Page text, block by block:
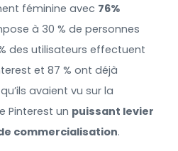
féminine avec 76%
à 30 % de personnes
des utilisateurs effectuent
et 87 % ont déjà
avaient vu sur la
Pinterest un puissant levier
commercialisation.